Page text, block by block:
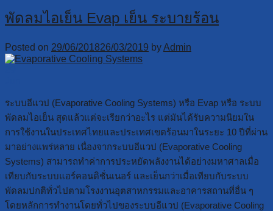
พัดลมไอเย็น Evap เย็น ระบายร้อน
Posted on 29/06/201826/03/2019 byAdmin
ระบบอีแวป (Evaporative Cooling Systems) หรือ Evap หรือ ระบบ
พัดลมไอเย็น สุดแล้วแต่จะเรียกว่าอะไร แต่มันได้รับความนิยมใน
การใช้งานในประเทศไทยและประเทศเขตร้อนมาในระยะ 10 ปีที่ผ่าน
มาอย่างแพร่หลาย เนื่องจากระบบอีแวป (Evaporative Cooling
Systems) สามารถทำค่าการประหยัดพลังงานได้อย่างมหาศาลเมื่อ
เทียบกับระบบแอร์คอนดิชั่นเนอร์ และเย็นกว่าเมื่อเทียบกับระบบ
พัดลมปกติทั่วไปตามโรงงานอุตสาหกรรมและอาคารสถานที่อื่น ๆ
โดยหลักการทำงานโดยทั่วไปของระบบอีแวป (Evaporative Cooling